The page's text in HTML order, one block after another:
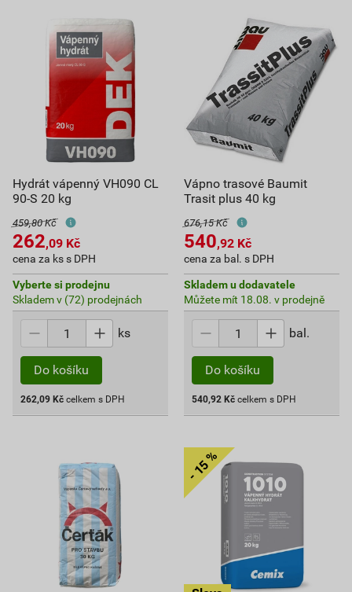
Hydrát vápenný VH090 CL
90-S 20 kg
459,80 Kč
262,09 Kč
cena za ks s DPH
Vyberte si prodejnu
Skladem v (72) prodejnách
ks
Do košíku
262,09 Kč celkem s DPH
Vápno trasové Baumit
Trasit plus 40 kg
676,15 Kč
540,92 Kč
cena za bal. s DPH
Skladem u dodavatele
Můžete mít 18.08. v prodejně
bal.
Do košíku
540,92 Kč celkem s DPH